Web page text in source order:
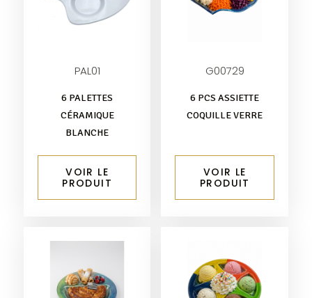
PAL01
6 PALETTES
CÉRAMIQUE
BLANCHE
VOIR LE
PRODUIT
G00729
6 PCS ASSIETTE
COQUILLE VERRE
VOIR LE
PRODUIT